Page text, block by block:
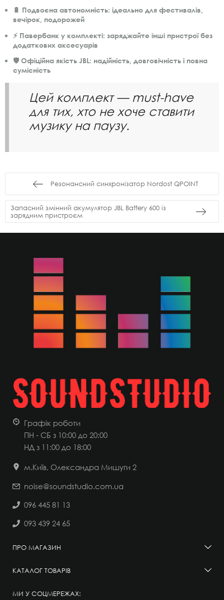
🔋 Подвоєна автономність: ідеально для фестивалів,
вечірок, подорожей
⚡ Павербанк у комплекті: заряджайте інші пристрої без
додаткових аксесуарів
🛡️ Офіційна якість JBL: надійність, довговічність і повна
сумісність
Цей комплект — must-have
для тих, хто не хоче ставити
музику на паузу.
Резонансний синхронізатор Nordost QPOINT
Запасний змінний акумулятор JBL Battery 600 із
зарядним пристроєм
Графік роботи
ПН - СБ з 10:00 до 20:00
НД з 11:00 до 18:00
м.Київ, Олександра Мишуги 2
noise@soundstudio.com.ua
096 445 81 13
093 439 24 65
ПРО МАГАЗИН
КАТАЛОГ ТОВАРІВ
МИ У СОЦМЕРЕЖАХ: